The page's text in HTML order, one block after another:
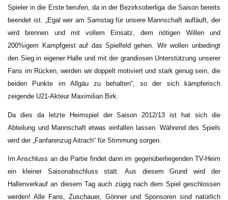
Spieler in die Erste berufen, da in der Bezirksoberliga die Saison bereits
beendet ist. „Egal wer am Samstag für unsere Mannschaft aufläuft, der
wird brennen und mit vollem Einsatz, dem nötigen Willen und
200%igem Kampfgeist auf das Spielfeld gehen. Wir wollen unbedingt
den Sieg in eigener Halle und mit der grandiosen Unterstützung unserer
Fans im Rücken, werden wir doppelt motiviert und stark genug sein, die
beiden Punkte im Allgäu zu behalten“, so der sich kämpferisch
zeigende U21-Akteur Maximilian Birk.
Da dies da letzte Heimspiel der Saison 2012/13 ist hat sich die
Abteilung und Mannschaft etwas einfallen lassen. Während des Spiels
wird der „Fanfarenzug Aitrach“ für Stimmung sorgen.
Im Anschluss an die Partie findet dann im gegenüberliegenden TV-Heim
ein kleiner Saisonabschluss statt. Aus diesem Grund wird der
Hallenverkauf an diesem Tag auch zügig nach dem Spiel geschlossen
werden! Alle Fans, Zuschauer, Gönner und Sponsoren sind natürlich